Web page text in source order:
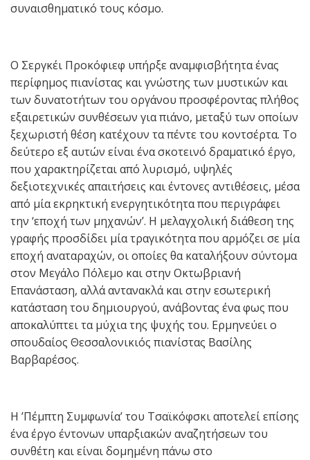
συναισθηματικό τους κόσμο.
Ο Σεργκέι Προκόφιεφ υπήρξε αναμφισβήτητα ένας
περίφημος πιανίστας και γνώστης των μυστικών και
των δυνατοτήτων του οργάνου προσφέροντας πλήθος
εξαιρετικών συνθέσεων για πιάνο, μεταξύ των οποίων
ξεχωριστή θέση κατέχουν τα πέντε του κοντσέρτα. Το
δεύτερο εξ αυτών είναι ένα σκοτεινό δραματικό έργο,
που χαρακτηρίζεται από λυρισμό, υψηλές
δεξιοτεχνικές απαιτήσεις και έντονες αντιθέσεις, μέσα
από μία εκρηκτική ενεργητικότητα που περιγράφει
την ‘εποχή των μηχανών’. Η μελαγχολική διάθεση της
γραφής προσδίδει μία τραγικότητα που αρμόζει σε μία
εποχή αναταραχών, οι οποίες θα καταλήξουν σύντομα
στον Μεγάλο Πόλεμο και στην Οκτωβριανή
Επανάσταση, αλλά αντανακλά και στην εσωτερική
κατάσταση του δημιουργού, ανάβοντας ένα φως που
αποκαλύπτει τα μύχια της ψυχής του. Ερμηνεύει ο
σπουδαίος Θεσσαλονικιός πιανίστας Βασίλης
Βαρβαρέσος.
Η ’Πέμπτη Συμφωνία’ του Τσαϊκόφσκι αποτελεί επίσης
ένα έργο έντονων υπαρξιακών αναζητήσεων του
συνθέτη και είναι δομημένη πάνω στο